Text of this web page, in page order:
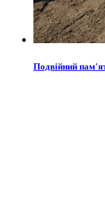
Подвійний